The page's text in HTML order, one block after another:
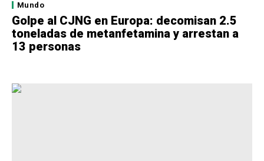
Mundo
Golpe al CJNG en Europa: decomisan 2.5
toneladas de metanfetamina y arrestan a
13 personas